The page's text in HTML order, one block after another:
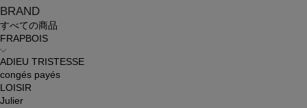
BRAND
すべての商品
FRAPBOIS
ADIEU TRISTESSE
congés payés
LOISIR
Julier